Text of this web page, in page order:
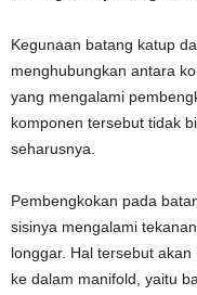
Kegunaan batang katup
menghubungkan antara
yang mengalami
komponen tersebut tidak
seharusnya.
Pembengkokan pada
sisinya mengalami
longgar. Hal tersebut
ke dalam manifold, yaitu